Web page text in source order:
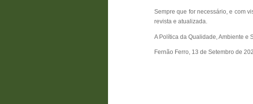
Sempre que for necessário, e com
revista e atualizada.
A Política da Qualidade, Ambiente e
Fernão Ferro, 13 de Setembro de